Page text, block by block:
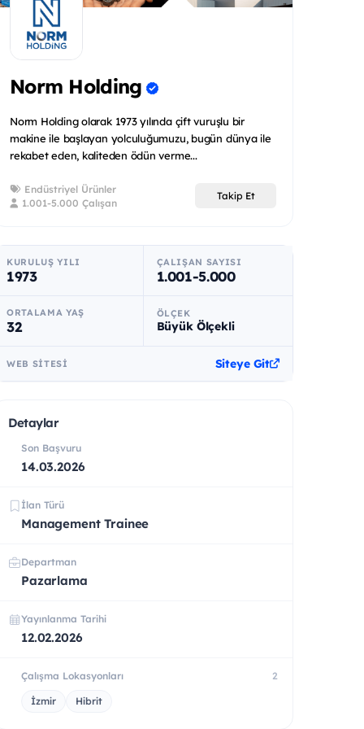
Norm Holding
Norm Holding olarak 1973 yılında çift vuruşlu bir
makine ile başlayan yolculuğumuzu, bugün dünya ile
rekabet eden, kaliteden ödün verme...
Endüstriyel Ürünler
1.001-5.000 Çalışan
Takip Et
KURULUŞ YILI
1973
ÇALIŞAN SAYISI
1.001-5.000
ORTALAMA YAŞ
32
ÖLÇEK
Büyük Ölçekli
WEB SITESI Siteye Git
Detaylar
Son Başvuru
14.03.2026
İlan Türü
Management Trainee
Departman
Pazarlama
Yayınlanma Tarihi
12.02.2026
Çalışma Lokasyonları 2
İzmir Hibrit